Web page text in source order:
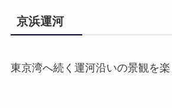
京浜運河
東京湾へ続く運河沿いの景観を楽